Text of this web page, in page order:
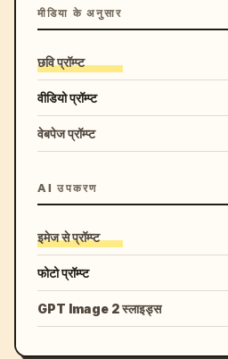
मीडिया के अनुसार
छवि प्रॉम्प्ट
वीडियो प्रॉम्प्ट
वेबपेज प्रॉम्प्ट
AI उपकरण
इमेज से प्रॉम्प्ट
फोटो प्रॉम्प्ट
GPT Image 2 स्लाइड्स